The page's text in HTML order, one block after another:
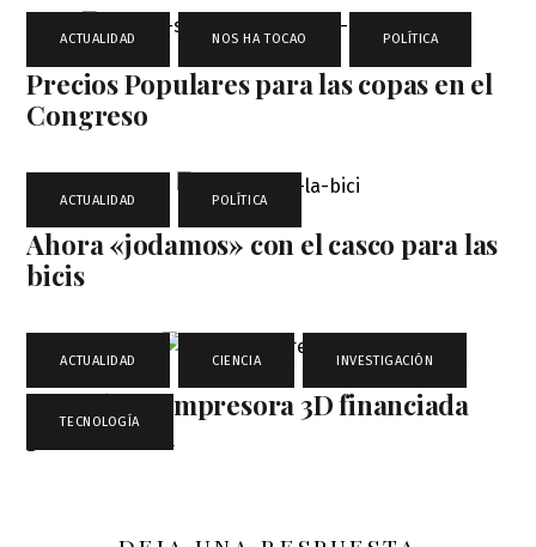
ACTUALIDAD NOS HA TOCAO POLÍTICA
Precios Populares para las copas en el
Congreso
ACTUALIDAD POLÍTICA
Ahora «jodamos» con el casco para las
bicis
ACTUALIDAD CIENCIA INVESTIGACIÓN
TECNOLOGÍA
Comida en impresora 3D financiada
por la NASA